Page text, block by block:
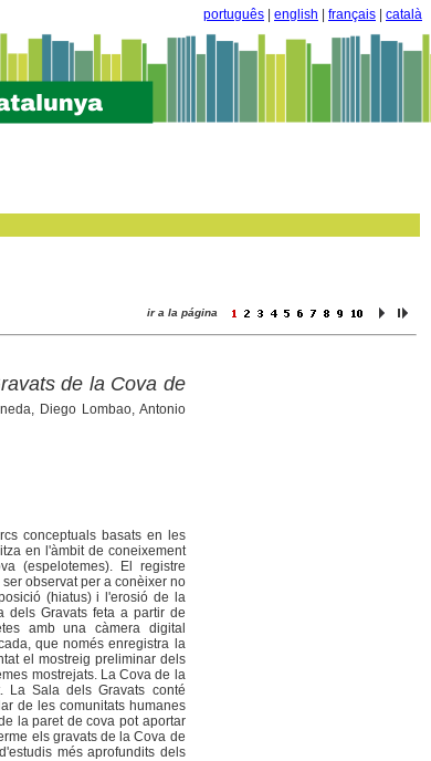
português english français català
ir a la página
de la Cova de
Diego Lombao, Antonio
conceptuals basats en les
en l'àmbit de coneixement
(espelotemes). El registre
observat per a conèixer no
(hiatus) i l'erosió de la
dels Gravats feta a partir de
amb una càmera digital
que només enregistra la
el mostreig preliminar dels
mostrejats. La Cova de la
La Sala dels Gravats conté
de les comunitats humanes
la paret de cova pot aportar
els gravats de la Cova de
més aprofundits dels